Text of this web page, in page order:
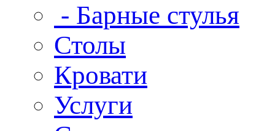
- Барные стулья
Столы
Кровати
Услуги